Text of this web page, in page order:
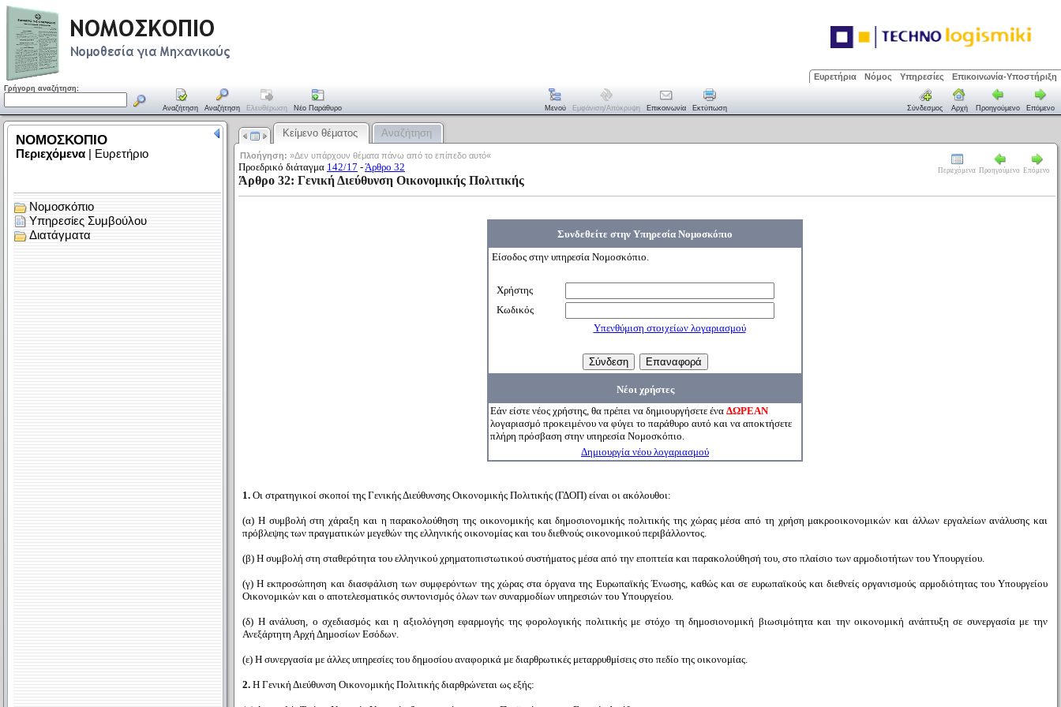
Ευρετήρια Νόμος Υπηρεσίες Επικοινωνία-Υποστήριξη
Γρήγορη αναζήτηση:
Αναζήτηση Αναζήτηση Ελευθέρωση Νέο Παράθυρο Μενού Εμφάνιση/απόκρυψη Επικοινωνία Εκτύπωση Σύνδεσμος Αρχή Προηγούμενο Επόμενο
Κείμενο θέματος Αναζήτηση